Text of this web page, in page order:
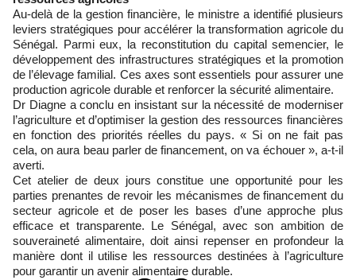
Au-delà de la gestion financière, le ministre a identifié plusieurs
leviers stratégiques pour accélérer la transformation agricole du
Sénégal. Parmi eux, la reconstitution du capital semencier, le
développement des infrastructures stratégiques et la promotion
de l’élevage familial. Ces axes sont essentiels pour assurer une
production agricole durable et renforcer la sécurité alimentaire.
Dr Diagne a conclu en insistant sur la nécessité de moderniser
l’agriculture et d’optimiser la gestion des ressources financières
en fonction des priorités réelles du pays. « Si on ne fait pas
cela, on aura beau parler de financement, on va échouer », a-t-il
averti.
Cet atelier de deux jours constitue une opportunité pour les
parties prenantes de revoir les mécanismes de financement du
secteur agricole et de poser les bases d’une approche plus
efficace et transparente. Le Sénégal, avec son ambition de
souveraineté alimentaire, doit ainsi repenser en profondeur la
manière dont il utilise les ressources destinées à l’agriculture
pour garantir un avenir alimentaire durable.